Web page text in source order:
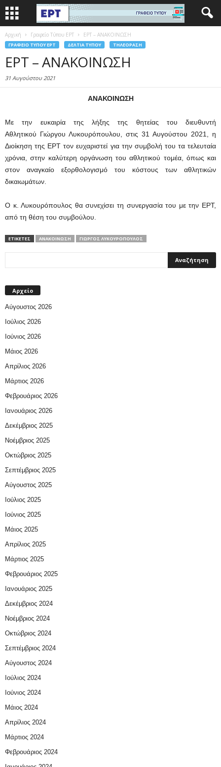
Αρχική Γραφείο Τύπου ΕΡΤ ΕΡΤ – ΑΝΑΚΟΙΝΩΣΗ
ΓΡΑΦΕΊΟ ΤΎΠΟΥ ΕΡΤ ΔΕΛΤΊΑ ΤΎΠΟΥ ΤΗΛΕΌΡΑΣΗ
ΕΡΤ – ΑΝΑΚΟΙΝΩΣΗ
31 Αυγούστου 2021
ΑΝΑΚΟΙΝΩΣΗ
Με την ευκαιρία της λήξης της θητείας του διευθυντή
Αθλητικού Γιώργου Λυκουρόπουλου, στις 31 Αυγούστου 2021, η
Διοίκηση της ΕΡΤ τον ευχαριστεί για την συμβολή του τα τελευταία
χρόνια, στην καλύτερη οργάνωση του αθλητικού τομέα, όπως και
στον αναγκαίο εξορθολογισμό του κόστους των αθλητικών
δικαιωμάτων.
Ο κ. Λυκουρόπουλος θα συνεχίσει τη συνεργασία του με την ΕΡΤ,
από τη θέση του συμβούλου.
ΕΤΙΚΕΤΕΣ ΑΝΑΚΟΙΝΩΣΗ ΓΙΏΡΓΟΣ ΛΥΚΟΥΡΌΠΟΥΛΟΣ
Αρχείο
Αύγουστος 2026
Ιούλιος 2026
Ιούνιος 2026
Μάιος 2026
Απρίλιος 2026
Μάρτιος 2026
Φεβρουάριος 2026
Ιανουάριος 2026
Δεκέμβριος 2025
Νοέμβριος 2025
Οκτώβριος 2025
Σεπτέμβριος 2025
Αύγουστος 2025
Ιούλιος 2025
Ιούνιος 2025
Μάιος 2025
Απρίλιος 2025
Μάρτιος 2025
Φεβρουάριος 2025
Ιανουάριος 2025
Δεκέμβριος 2024
Νοέμβριος 2024
Οκτώβριος 2024
Σεπτέμβριος 2024
Αύγουστος 2024
Ιούλιος 2024
Ιούνιος 2024
Μάιος 2024
Απρίλιος 2024
Μάρτιος 2024
Φεβρουάριος 2024